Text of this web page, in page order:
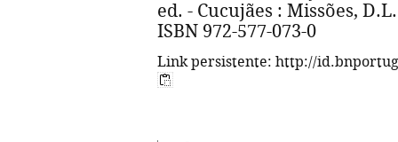
ed. - Cucujães : Missões,
ISBN 972-577-073-0
Link persistente: http://